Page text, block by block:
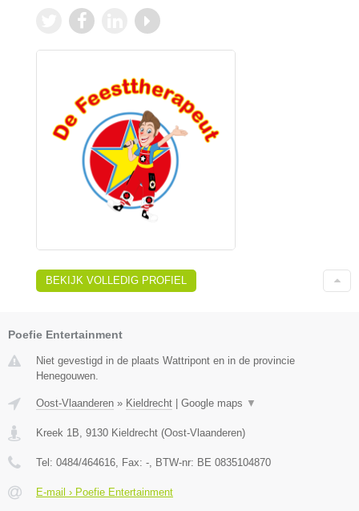
BEKIJK VOLLEDIG PROFIEL
Poefie Entertainment
Niet gevestigd in de plaats Wattripont en in de provincie
Henegouwen.
Oost-Vlaanderen » Kieldrecht | Google maps ▼
Kreek 1B 9130 Kieldrecht (Oost-Vlaanderen)
Tel: 0484/464616 , Fax: - , BTW-nr: BE 0835104870
E-mail › Poefie Entertainment